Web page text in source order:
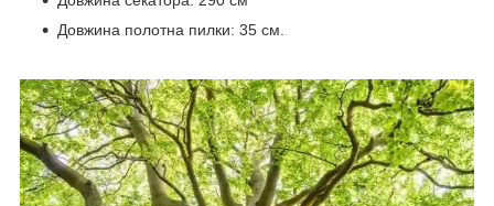
Довжина полотна пилки: 35 см.